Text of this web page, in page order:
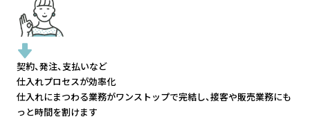
契約、発注、支払いなど
仕入れプロセスが効率化
仕入れにまつわる業務がワンストップで完結し、接客や販売業務にも
っと時間を割けます